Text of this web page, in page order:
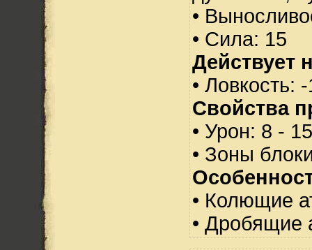
•
• Сила: 15
Действует
• Ловкость:
Свойства
• Урон: 8 - 15
• Зоны
• Колющие
• Дробящие